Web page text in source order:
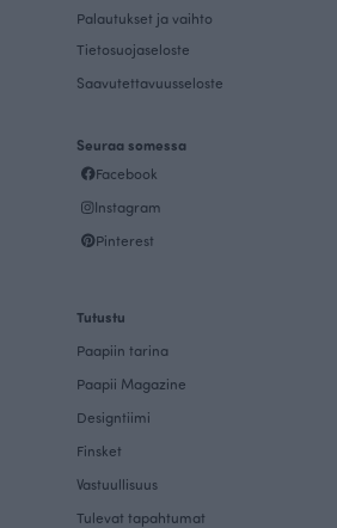
Palautukset ja vaihto
Tietosuojaseloste
Saavutettavuusseloste
Seuraa somessa
Facebook
Instagram
Pinterest
Tutustu
Paapiin tarina
Paapii Magazine
Designtiimi
Finsket
Vastuullisuus
Tulevat tapahtumat